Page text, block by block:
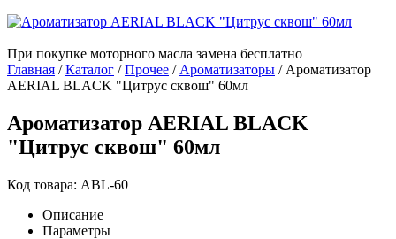
При покупке моторного масла замена бесплатно
Главная /Каталог /Прочее / Ароматизаторы / Ароматизатор
AERIAL BLACK "Цитрус сквош" 60мл
Ароматизатор AERIAL BLACK
"Цитрус сквош" 60мл
Код товара: ABL-60
Описание
Параметры